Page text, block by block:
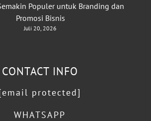
Populer untuk Branding dan
Promosi Bisnis
Juli 20, 2026
CONTACT INFO
protected]
WHATSAPP